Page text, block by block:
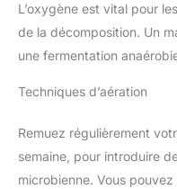
L’oxygène est vital pour
de la décomposition. Un
une fermentation
Techniques d’aération
Remuez régulièrement
semaine, pour introduire
microbienne. Vous